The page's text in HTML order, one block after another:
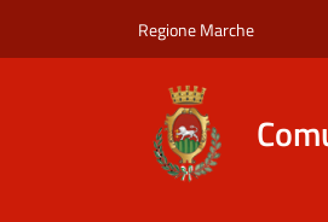
Regione Marche